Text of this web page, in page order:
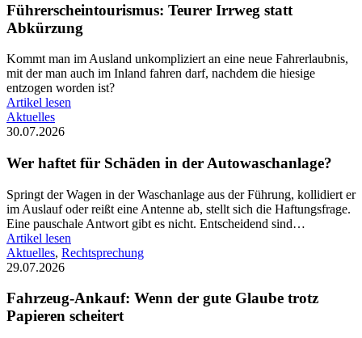
Führerscheintourismus: Teurer Irrweg statt
Abkürzung
Kommt man im Ausland unkompliziert an eine neue Fahrerlaubnis,
mit der man auch im Inland fahren darf, nachdem die hiesige
entzogen worden ist?
Artikel lesen
Aktuelles
30.07.2026
Wer haftet für Schäden in der Autowaschanlage?
Springt der Wagen in der Waschanlage aus der Führung, kollidiert er
im Auslauf oder reißt eine Antenne ab, stellt sich die Haftungsfrage.
Eine pauschale Antwort gibt es nicht. Entscheidend sind…
Artikel lesen
Aktuelles, Rechtsprechung
29.07.2026
Fahrzeug-Ankauf: Wenn der gute Glaube trotz
Papieren scheitert